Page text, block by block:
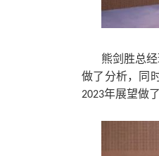
熊剑胜总
做了分析，同
2023年展望做